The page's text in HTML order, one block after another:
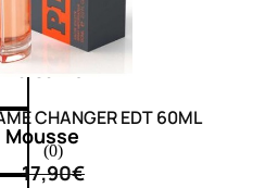
Balsamo
Mousse
CHANGER EDT 60ML
(0)
17,90€